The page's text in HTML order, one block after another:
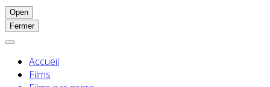
Open
Fermer
Accueil
Films